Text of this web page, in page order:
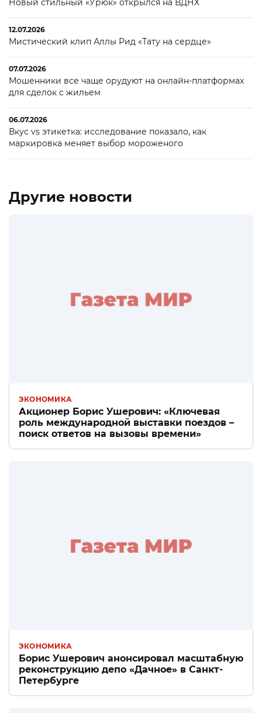
Новый стильный «Урюк» открылся на ВДНХ
12.07.2026
Мистический клип Аллы Рид «Тату на сердце»
07.07.2026
Мошенники все чаще орудуют на онлайн-платформах
для сделок с жильем
06.07.2026
Вкус vs этикетка: исследование показало, как
маркировка меняет выбор мороженого
Другие новости
ЭКОНОМИКА
Акционер Борис Ушерович: «Ключевая
роль международной выставки поездов –
поиск ответов на вызовы времени»
ЭКОНОМИКА
Борис Ушерович анонсировал масштабную
реконструкцию депо «Дачное» в Санкт-
Петербурге